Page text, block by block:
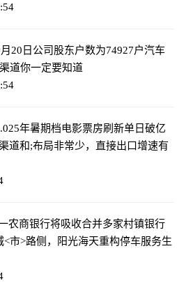
20日公司股东户数为74927户汽车
道你一定要知道
年暑期档电影票房刷新单日破亿
道和;布局非常少，直接出口增速有
农商银行将吸收合并多家村镇银行
市>路侧，阳光海天重构停车服务生